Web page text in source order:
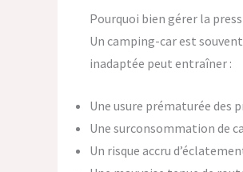
Pourquoi bien gérer la
Un camping-car est
inadaptée peut entraîner :
Une usure prématurée des
Une surconsommation de
Un risque accru